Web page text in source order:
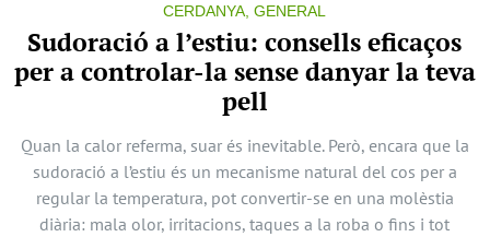
CERDANYA, GENERAL
Sudoració a l’estiu: consells eficaços
per a controlar-la sense danyar la teva
pell
Quan la calor referma, suar és inevitable. Però, encara que la
sudoració a l’estiu és un mecanisme natural del cos per a
regular la temperatura, pot convertir-se en una molèstia
diària: mala olor, irritacions, taques a la roba o fins i tot